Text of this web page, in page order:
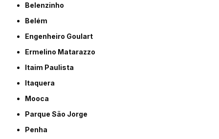
Belenzinho
Belém
Engenheiro Goulart
Ermelino Matarazzo
Itaim Paulista
Itaquera
Mooca
Parque São Jorge
Penha